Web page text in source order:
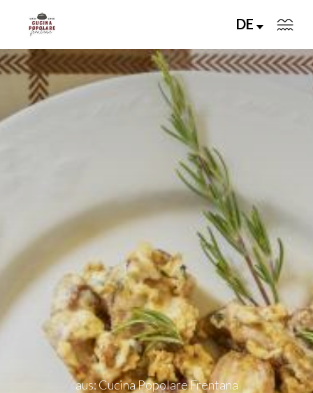
DE
Il progetto
I Protagonisti
Storie di Cucina
DE
aus: Cucina Popolare Frentana